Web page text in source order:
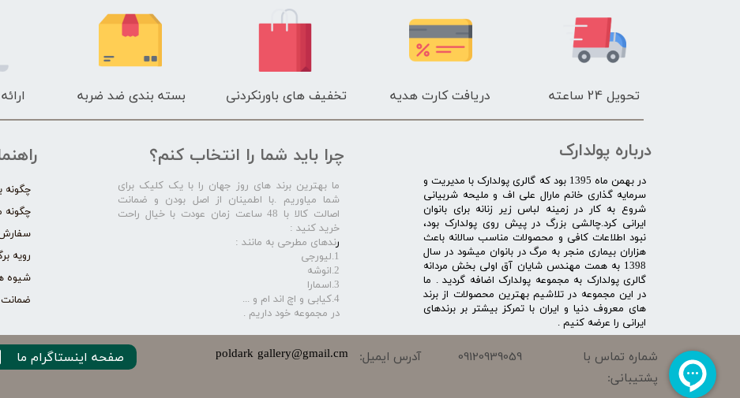
تحویل 24 ساعته دریافت کارت هدیه تخفیف های باورنکردنی بسته بندی ضد ضربه
درباره پولدارک
در بهمن ماه 1395 بود که گالری پولدارک با مدیریت و
سرمایه گذاری خانم مارال علی اف و ملیحه شربیانی
شروع به کار در زمینه لباس زیر زنانه برای بانوان
ایرانی کرد.چالشی بزرگ در پیش روی پولدارک بود،
نبود اطلاعات کافی و محصولات مناسب سالانه باعث
هزاران بیماری منجر به مرگ در بانوان میشود در سال
1398 به همت مهندس شایان آق اولی بخش مردانه
گالری پولدارک به مجموعه پولدارک اضافه گردید . ما
در این مجموعه در تلاشیم بهترین محصولات از برند
های معروف دنیا و ایران با تمرکز بیشتر بر برندهای
ایرانی را عرضه کنیم .​​​​​​​
چگونه
چگونه
رویه
شیوه
ضمانت
چرا باید شما را انتخاب کنم؟
ما بهترین برند های روز جهان را با یک کلیک برای
شما میاوریم .با اطمینان از اصل بودن و ضمانت
اصالت کالا با 48 ساعت زمان عودت با خیال راحت
خرید کنید :
رندهای مطرحی به مانند :
1.لیورجی
2.انوشه
3.اسمارا
4.کیابی و اچ اند ام و ...
در مجموعه خود داریم .​​​​​​​
شماره تماس با
پشتیبانی:
09120939059 آدرس ایمیل: ​​​poldark gallery@gmail.cm صفحه اینستاگرام ما